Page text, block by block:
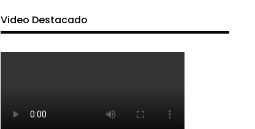
Video Destacado